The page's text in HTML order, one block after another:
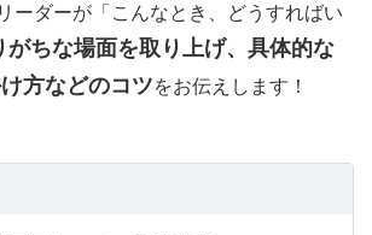
ーダーが「こんなとき、どうすればい
がちな場面を取り上げ、具体的な
方などのコツをお伝えします！